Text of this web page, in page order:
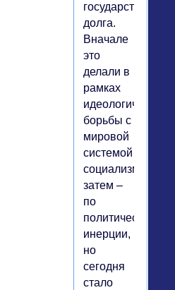
долга.
Вначале
это
делали в
рамках
идеологической
борьбы с
мировой
системой
социализма,
затем –
по
политической
инерции,
но
сегодня
стало